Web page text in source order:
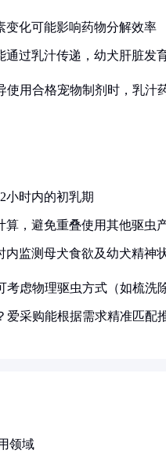
变化可能影响药物分解效率
通过乳汁传递，幼犬肝脏发
用合格宠物制剂时，乳汁
小时内的初乳期
算，避免重叠使用其他驱虫
内监测母犬食欲及幼犬精神
虑物理驱虫方式（如梳洗
爱采购能根据需求精准匹配
领域